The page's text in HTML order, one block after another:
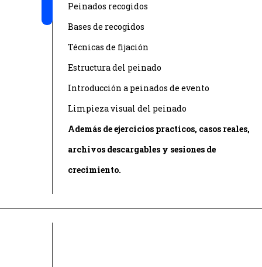
Peinados recogidos
Bases de recogidos
Técnicas de fijación
Estructura del peinado
Introducción a peinados de evento
Limpieza visual del peinado
Además de ejercicios practicos, casos reales,
archivos descargables y sesiones de
crecimiento.